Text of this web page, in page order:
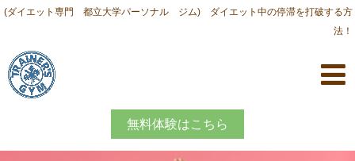
(ダイエット専門 都立大学パーソナル ジム) ダイエット中の停滞を打破する方
法！
無料体験はこちら